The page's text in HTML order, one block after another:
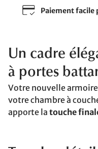
Paiement facile
Un cadre
à portes
Votre nouvelle
votre chambre à
apporte la touche